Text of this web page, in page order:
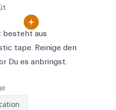
besteht aus
tape. Reinige den
Du es anbringst.